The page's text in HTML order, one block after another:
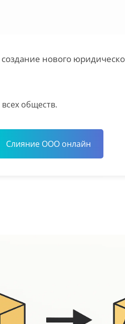
нового
обществ.
Слияние ООО онлайн